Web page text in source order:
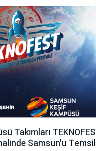
Takımları
Samsun'u